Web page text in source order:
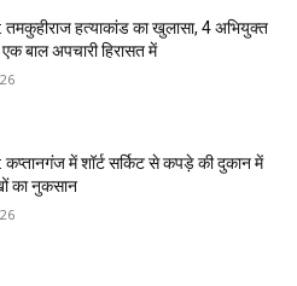
तमकुहीराज हत्याकांड का खुलासा, 4 अभियुक्त
एक बाल अपचारी हिरासत में
कप्तानगंज में शॉर्ट सर्किट से कपड़े की दुकान में
का नुकसान